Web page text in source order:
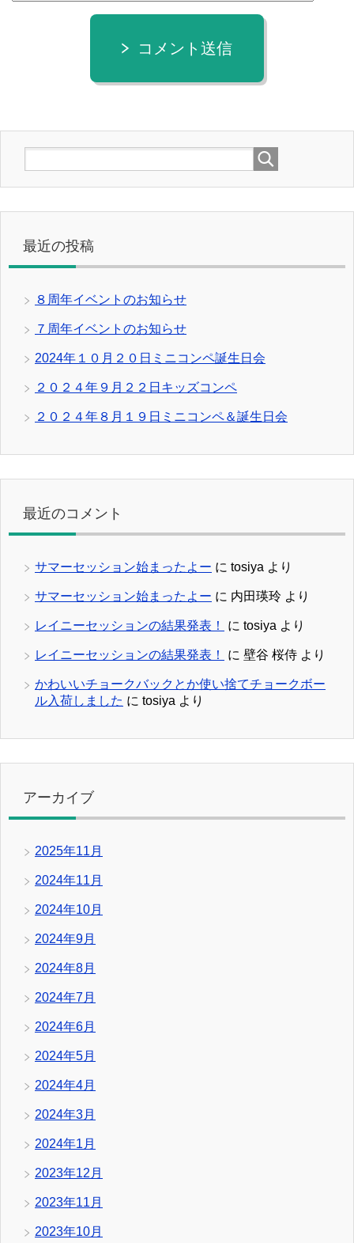
コメント送信
最近の投稿
８周年イベントのお知らせ
７周年イベントのお知らせ
2024年１０月２０日ミニコンペ誕生日会
２０２４年９月２２日キッズコンペ
２０２４年８月１９日ミニコンペ＆誕生日会
最近のコメント
サマーセッション始まったよー に tosiya より
サマーセッション始まったよー に 内田瑛玲 より
レイニーセッションの結果発表！ に tosiya より
レイニーセッションの結果発表！ に 壁谷 桜侍 より
かわいいチョークバックとか使い捨てチョークボー
ル入荷しました に tosiya より
アーカイブ
2025年11月
2024年11月
2024年10月
2024年9月
2024年8月
2024年7月
2024年6月
2024年5月
2024年4月
2024年3月
2024年1月
2023年12月
2023年11月
2023年10月